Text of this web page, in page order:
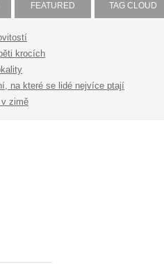
FEATURED TAG CLOUD
krocích
na které se lidé nejvíce ptají
v zimě